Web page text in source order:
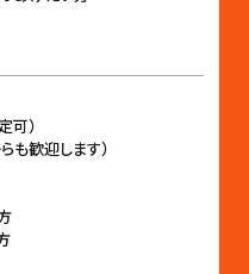
可）
も歓迎します）